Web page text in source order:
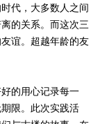
代，大多数人之间
的关系。而这次三
谊。超越年龄的友
的用心记录每一
限。此次实践活